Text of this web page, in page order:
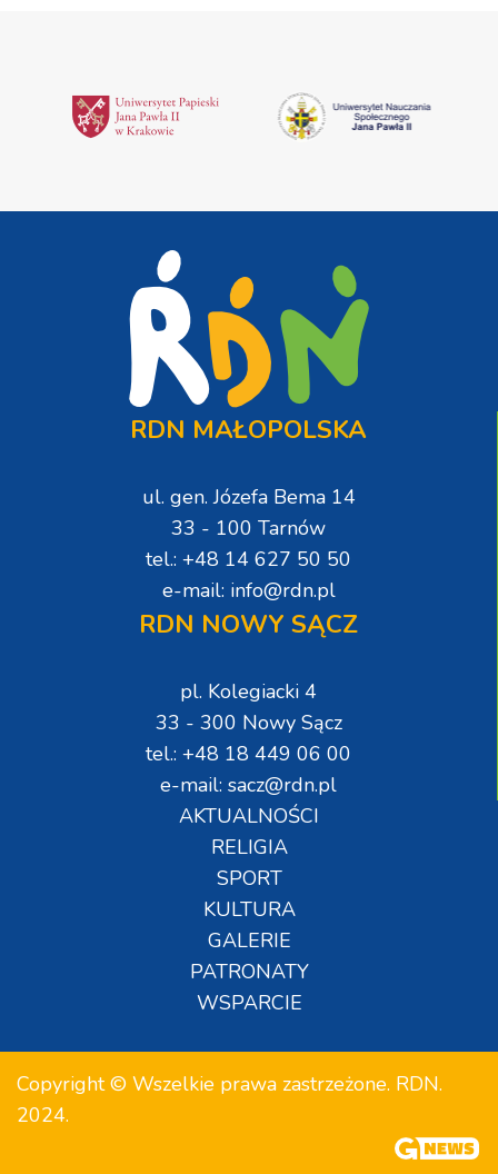
RDN MAŁOPOLSKA
ul. gen. Józefa Bema 14
33 - 100 Tarnów
tel.: +48 14 627 50 50
e-mail: info@rdn.pl
RDN NOWY SĄCZ
pl. Kolegiacki 4
33 - 300 Nowy Sącz
tel.: +48 18 449 06 00
e-mail: sacz@rdn.pl
AKTUALNOŚCI
RELIGIA
SPORT
KULTURA
GALERIE
PATRONATY
WSPARCIE
Copyright © Wszelkie prawa zastrzeżone. RDN.
2024.